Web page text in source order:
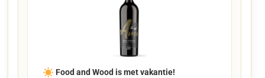
Food and Wood is met vakantie!